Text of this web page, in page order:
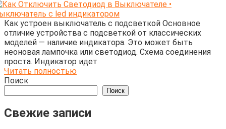
Как устроен выключатель с подсветкой Основное
отличие устройства с подсветкой от классических
моделей — наличие индикатора. Это может быть
неоновая лампочка или светодиод. Схема соединения
проста. Индикатор идет
Читать полностью
Поиск
Поиск
Свежие записи